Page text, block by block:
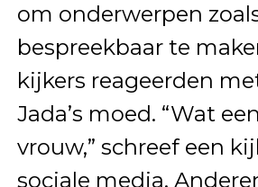
om onderwerpen
bespreekbaar te
kijkers reageerden
Jada’s moed. “Wat
vrouw,” schreef een
sociale media.